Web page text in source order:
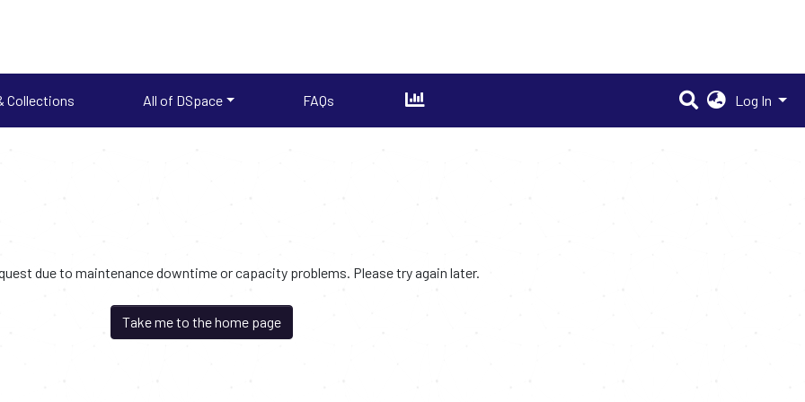
Collections All of DSpace FAQs Log In
due to maintenance downtime or capacity problems. Please try again later.
Take me to the home page